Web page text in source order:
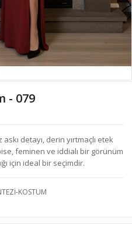
- 079
detayı, derin yırtmaçlı etek
feminen ve iddialı bir görünüm
için ideal bir seçimdir.
KOSTUM